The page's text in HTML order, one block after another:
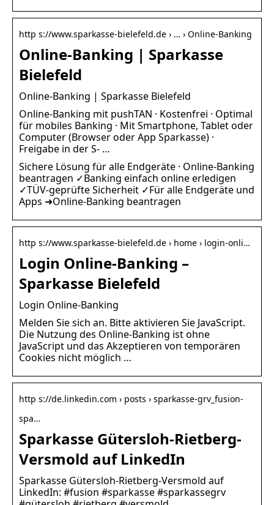
http s://www.sparkasse-bielefeld.de › … › Online-Banking
Online-Banking | Sparkasse
Bielefeld
Online-Banking | Sparkasse Bielefeld
Online-Banking mit pushTAN · Kostenfrei · Optimal
für mobiles Banking · Mit Smartphone, Tablet oder
Computer (Browser oder App Sparkasse) ·
Freigabe in der S- …
Sichere Lösung für alle Endgeräte · Online-Banking
beantragen ✓Banking einfach online erledigen
✓TÜV-geprüfte Sicherheit ✓Für alle Endgeräte und
Apps ➜Online-Banking beantragen
http s://www.sparkasse-bielefeld.de › home › login-onli…
Login Online-Banking –
Sparkasse Bielefeld
Login Online-Banking
Melden Sie sich an. Bitte aktivieren Sie JavaScript.
Die Nutzung des Online-Banking ist ohne
JavaScript und das Akzeptieren von temporären
Cookies nicht möglich …
http s://de.linkedin.com › posts › sparkasse-grv_fusion-
spa…
Sparkasse Gütersloh-Rietberg-
Versmold auf LinkedIn
Sparkasse Gütersloh-Rietberg-Versmold auf
LinkedIn: #fusion #sparkasse #sparkassegrv